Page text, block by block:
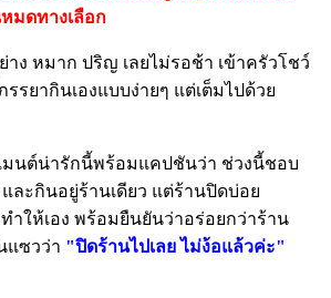
มดทางเลือก
ง หมาก ปริญ เลยไม่รอช้า เข้าครัวโชว์
รยากินเองแบบง่ายๆ แต่เต็มไปด้วย
มนต์น่ารักนี้พร้อมแคปชันว่า ช่วงนี้ชอบ
ละกินอยู่ร้านเดียว แต่ร้านปิดบ่อย
ำให้เอง พร้อมยืนยันว่าอร่อยกว่าร้าน
แซวว่า "ปิดร้านไปเลย ไม่ง้อแล้วค่ะ"